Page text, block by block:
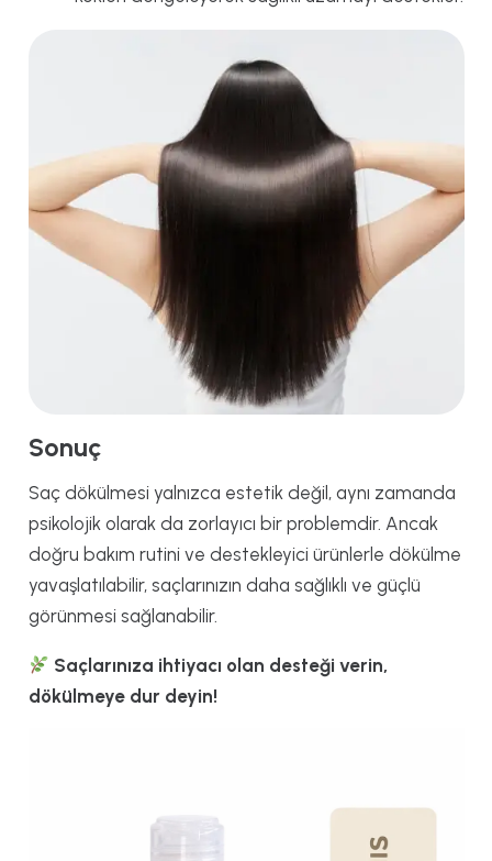
Sonuç
Saç dökülmesi yalnızca estetik değil, aynı zamanda
psikolojik olarak da zorlayıcı bir problemdir. Ancak
doğru bakım rutini ve destekleyici ürünlerle dökülme
yavaşlatılabilir, saçlarınızın daha sağlıklı ve güçlü
görünmesi sağlanabilir.
Saçlarınıza ihtiyacı olan desteği verin,
dökülmeye dur deyin!